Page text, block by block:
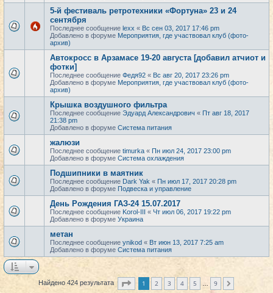
5-й фестиваль ретротехники «Фортуна» 23 и 24
сентября
Последнее сообщение lexx « Вс сен 03, 2017 17:46 pm
Добавлено в форуме Мероприятия, где участвовал клуб (фото-
архив)
Автокросс в Арзамасе 19-20 августа [добавил атчиот и
фотки]
Последнее сообщение Федя92 « Вс авг 20, 2017 23:26 pm
Добавлено в форуме Мероприятия, где участвовал клуб (фото-
архив)
Крышка воздушного фильтра
Последнее сообщение Эдуард Александрович « Пт авг 18, 2017
21:38 pm
Добавлено в форуме Система питания
жалюзи
Последнее сообщение timurka « Пн июл 24, 2017 23:00 pm
Добавлено в форуме Система охлаждения
Подшипники в маятник
Последнее сообщение Dark Yak « Пн июл 17, 2017 20:28 pm
Добавлено в форуме Подвеска и управление
День Рождения ГАЗ-24 15.07.2017
Последнее сообщение Korol-III « Чт июл 06, 2017 19:22 pm
Добавлено в форуме Украина
метан
Последнее сообщение ynikod « Вт июн 13, 2017 7:25 am
Добавлено в форуме Система питания
Найдено 424 результата Страница из
1 2 3 4 5 9